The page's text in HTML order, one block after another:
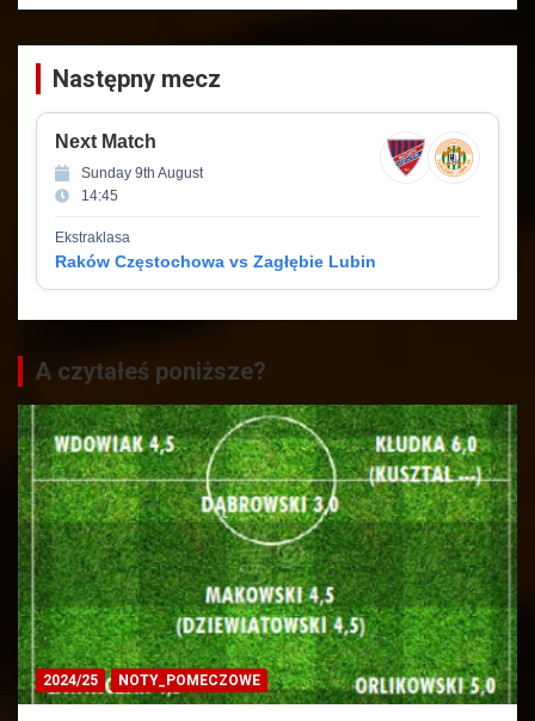
Następny mecz
Next Match
Sunday 9th August
14:45
Ekstraklasa
Raków Częstochowa vs Zagłębie Lubin
A czytałeś poniższe?
2024/25 NOTY_POMECZOWE